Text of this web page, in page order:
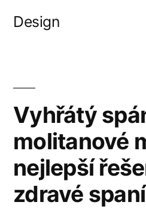
Design
Vyhřátý
molitanové
nejlepší
zdravé